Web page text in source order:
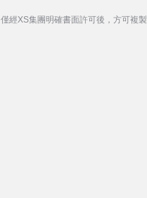
僅經XS集團明確書面許可後，方可複製